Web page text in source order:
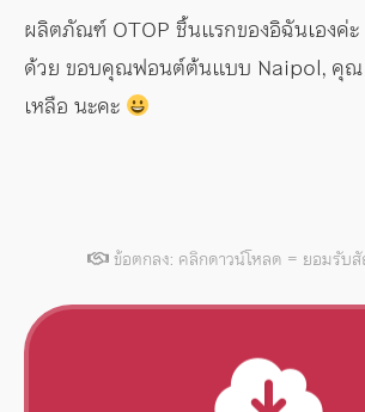
ผลิตภัณฑ์ OTOP ชิ้นแรกของอิฉันเองค่ะ
ด้วย ขอบคุณฟอนต์ต้นแบบ Naipol, คุณ
เหลือ นะคะ
ข้อตกลง: คลิกดาวน์โหลด = ยอมรั